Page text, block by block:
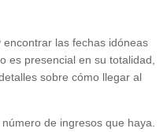
las fechas idóneas
es presencial en su totalidad,
sobre cómo llegar al
de ingresos que haya.